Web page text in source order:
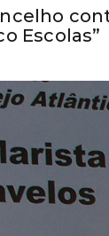
Escolas”